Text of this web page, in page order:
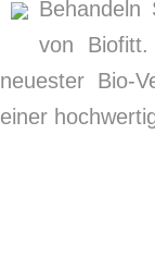
Behandeln
von Biofitt.
neuester Bio-
einer